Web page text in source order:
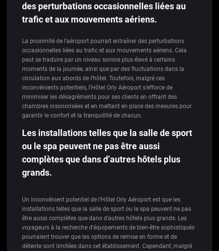
des perturbations occasionnelles liées au
trafic et aux mouvements aériens.
La proximité de l’aéroport pourrait entraîner des perturbations
occasionnelles liées au trafic et aux mouvements aériens. Cela
peut se traduire par un niveau sonore plus élevé à certains
moments de la journée, ainsi que par des fluctuations dans la
circulation aux abords de l’hôtel. Toutefois, malgré ces
inconvénients potentiels, l’Hôtel Orly Aéroport s’efforce de
minimiser les désagréments pour ses clients en offrant des
chambres insonorisées et en mettant en place des mesures pour
garantir le confort et la tranquillité de chacun.
Les installations telles que la salle de sport
ou le spa peuvent ne pas être aussi
complètes que dans d’autres hôtels plus
grands.
Un inconvénient potentiel de l’Hôtel Orly Aéroport est que les
installations telles que la salle de sport ou le spa peuvent ne pas
être aussi complètes que dans d’autres hôtels plus grands. Les
voyageurs à la recherche d’équipements de bien-être sophistiqués
pourraient trouver que les options de remise en forme et de
détente sont limitées dans cet établissement. Cependant, malgré